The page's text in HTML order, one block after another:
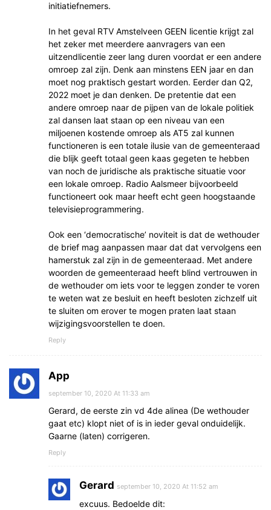
initiatiefnemers.
In het geval RTV Amstelveen GEEN licentie krijgt zal
het zeker met meerdere aanvragers van een
uitzendlicentie zeer lang duren voordat er een andere
omroep zal zijn. Denk aan minstens EEN jaar en dan
moet nog praktisch gestart worden. Eerder dan Q2,
2022 moet je dan denken. De pretentie dat een
andere omroep naar de pijpen van de lokale politiek
zal dansen laat staan op een niveau van een
miljoenen kostende omroep als AT5 zal kunnen
functioneren is een totale ilusie van de gemeenteraad
die blijk geeft totaal geen kaas gegeten te hebben
van noch de juridische als praktische situatie voor
een lokale omroep. Radio Aalsmeer bijvoorbeeld
functioneert ook maar heeft echt geen hoogstaande
televisieprogrammering.
Ook een ‘democratische’ noviteit is dat de wethouder
de brief mag aanpassen maar dat dat vervolgens een
hamerstuk zal zijn in de gemeenteraad. Met andere
woorden de gemeenteraad heeft blind vertrouwen in
de wethouder om iets voor te leggen zonder te voren
te weten wat ze besluit en heeft besloten zichzelf uit
te sluiten om erover te mogen praten laat staan
wijzigingsvoorstellen te doen.
Reply
App
september 10, 2020 At 11:33 am
Gerard, de eerste zin vd 4de alinea (De wethouder
gaat etc) klopt niet of is in ieder geval onduidelijk.
Gaarne (laten) corrigeren.
Reply
Gerard september 10, 2020 At 11:52 am
excuus. Bedoelde dit: